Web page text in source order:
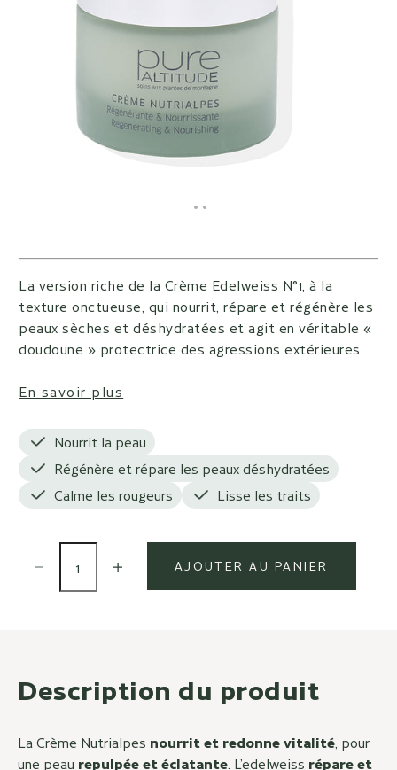
Aller à l'élément 1
Aller à l'élément 2
Aller à l'élément 3
La version riche de la Crème Edelweiss N°1, à la
texture onctueuse, qui nourrit, répare et régénère les
peaux sèches et déshydratées et agit en véritable «
doudoune » protectrice des agressions extérieures.
En savoir plus
Nourrit la peau
Régénère et répare les peaux déshydratées
Calme les rougeurs
Lisse les traits
AJOUTER AU PANIER
Description du produit
La Crème Nutrialpes nourrit et redonne vitalité , pour
une peau repulpée et éclatante . L’edelweiss répare et